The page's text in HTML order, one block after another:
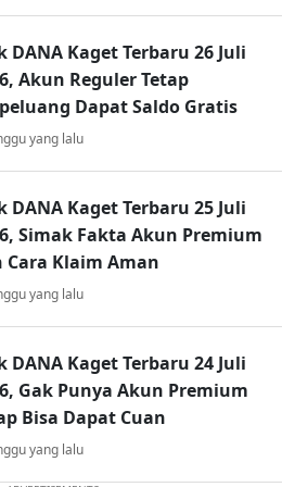
DANA Kaget Terbaru 26 Juli
Akun Reguler Tetap
Dapat Saldo Gratis
yang lalu
DANA Kaget Terbaru 25 Juli
Simak Fakta Akun Premium
Cara Klaim Aman
yang lalu
DANA Kaget Terbaru 24 Juli
Gak Punya Akun Premium
Bisa Dapat Cuan
yang lalu